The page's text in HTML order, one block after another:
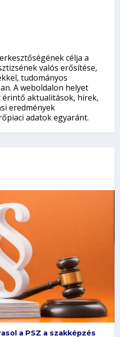
célja a
valós erősítése,
tudományos
A weboldalon helyet
érintő aktualitások, hírek,
eredmények
adatok egyaránt.
a PSZ a szakképzés